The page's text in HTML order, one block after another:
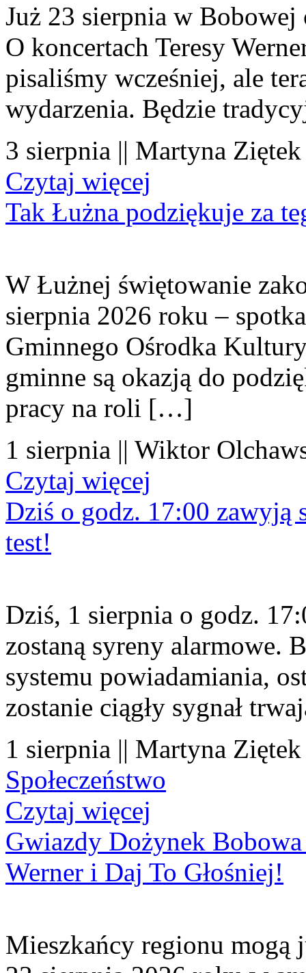
Już 23 sierpnia w
O koncertach Teresy
pisaliśmy wcześniej, ale
wydarzenia. Będzie
3 sierpnia || Martyna
Czytaj więcej
Tak Łużna podziękuje za
W Łużnej świętowanie
sierpnia 2026 roku –
Gminnego Ośrodka
gminne są okazją do
pracy na roli […]
1 sierpnia || Wiktor
Czytaj więcej
Dziś o godz. 17:00 zawyją
test!
Dziś, 1 sierpnia o godz.
zostaną syreny alarmowe.
systemu powiadamiania,
zostanie ciągły sygnał
1 sierpnia || Martyna
Społeczeństwo
Czytaj więcej
Gwiazdy Dożynek Bobowa
Werner i Daj To Głośniej!
Mieszkańcy regionu mogą